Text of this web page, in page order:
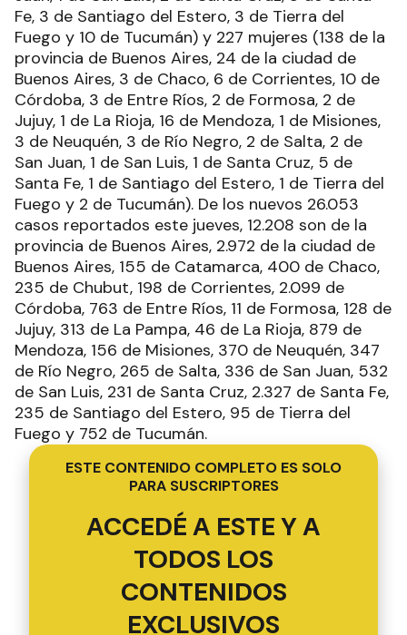
Fe, 3 de Santiago del Estero, 3 de Tierra del
Fuego y 10 de Tucumán) y 227 mujeres (138 de la
provincia de Buenos Aires, 24 de la ciudad de
Buenos Aires, 3 de Chaco, 6 de Corrientes, 10 de
Córdoba, 3 de Entre Ríos, 2 de Formosa, 2 de
Jujuy, 1 de La Rioja, 16 de Mendoza, 1 de Misiones,
3 de Neuquén, 3 de Río Negro, 2 de Salta, 2 de
San Juan, 1 de San Luis, 1 de Santa Cruz, 5 de
Santa Fe, 1 de Santiago del Estero, 1 de Tierra del
Fuego y 2 de Tucumán). De los nuevos 26.053
casos reportados este jueves, 12.208 son de la
provincia de Buenos Aires, 2.972 de la ciudad de
Buenos Aires, 155 de Catamarca, 400 de Chaco,
235 de Chubut, 198 de Corrientes, 2.099 de
Córdoba, 763 de Entre Ríos, 11 de Formosa, 128 de
Jujuy, 313 de La Pampa, 46 de La Rioja, 879 de
Mendoza, 156 de Misiones, 370 de Neuquén, 347
de Río Negro, 265 de Salta, 336 de San Juan, 532
de San Luis, 231 de Santa Cruz, 2.327 de Santa Fe,
235 de Santiago del Estero, 95 de Tierra del
Fuego y 752 de Tucumán.
ESTE CONTENIDO COMPLETO ES SOLO
PARA SUSCRIPTORES
ACCEDÉ A ESTE Y A
TODOS LOS
CONTENIDOS
EXCLUSIVOS